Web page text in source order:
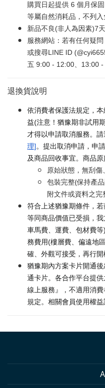
購買日起提供 6 個月保
等屬自然消耗品，不列入
新品不良(非人為因素)7
服務網站：若有任何疑
或搜尋LINE ID
五 9:00 - 12:00、13:00 -
退換貨說明
依消費者保護法規定，
益(注意！猶豫期非試用
才得以申請取消服務。
理]。提出取消申請，申
及商品回收事宜。商品原
原始狀態，無刮傷
包裝完整(保持產
附文件或資料之完
符合上述猶豫期條件，
等同商品價值已受損，我
車馬費、運費、包材費
務費用(樓層費、偏遠地
確、外觀可接受，再行開
猶豫期內方案卡片開通
通卡片。各合作平台提
線上服務』，不適用消
規定。相關會員使用權益